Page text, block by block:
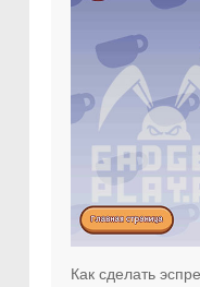
Как сделать